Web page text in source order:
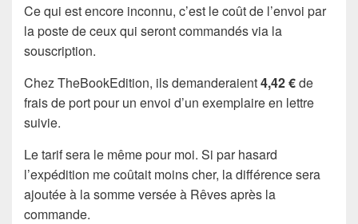
Ce qui est encore inconnu, c’est le coût de l’envoi par
la poste de ceux qui seront commandés via la
souscription.
Chez TheBookEdition, ils demanderaient4,42 €de
frais de port pour un envoi d’un exemplaire en lettre
suivie.
Le tarif sera le même pour moi. Si par hasard
l’expédition me coûtait moins cher, la différence sera
ajoutée à la somme versée à Rêves après la
commande.